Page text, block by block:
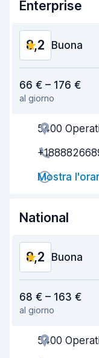
Enterprise
8,2 Buona
Facile da trovare
Gentilezza degli
Rapidità del ritiro
Rapidità della
66 € – 176 €
al giorno
5400
Mostra
National
8,2 Buona
Facile da trovare
Gentilezza degli
68 € – 163 €
al giorno
5400